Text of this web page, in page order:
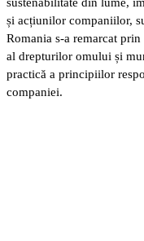
și acțiunilor companiilor,
Romania s-a remarcat
al drepturilor omului și
practică a principiilor
companiei.